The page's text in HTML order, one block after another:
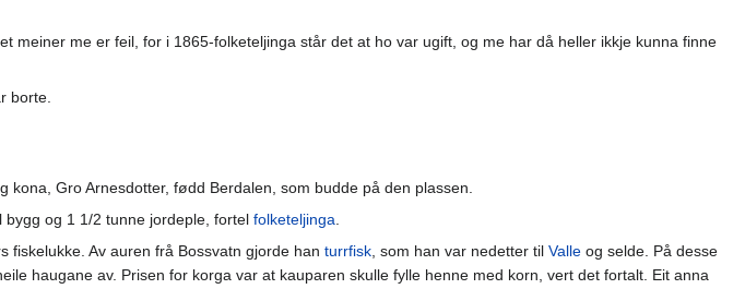
meiner me er feil, for i 1865-folketeljinga står det at ho var ugift, og me har då heller ikkje kunna finne
borte.
kona, Gro Arnesdotter, fødd Berdalen, som budde på den plassen.
og 1 1/2 tunne jordeple, fortel folketeljinga.
Av auren frå Bossvatn gjorde han turrfisk, som han var nedetter til Valle og selde. På desse
haugane av. Prisen for korga var at kauparen skulle fylle henne med korn, vert det fortalt. Eit anna